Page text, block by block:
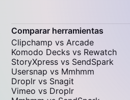
Comparar herramientas
Clipchamp vs Arcade
Komodo Decks vs Rewatch
StoryXpress vs SendSpark
Usersnap vs Mmhmm
Droplr vs Snagit
Vimeo vs Droplr